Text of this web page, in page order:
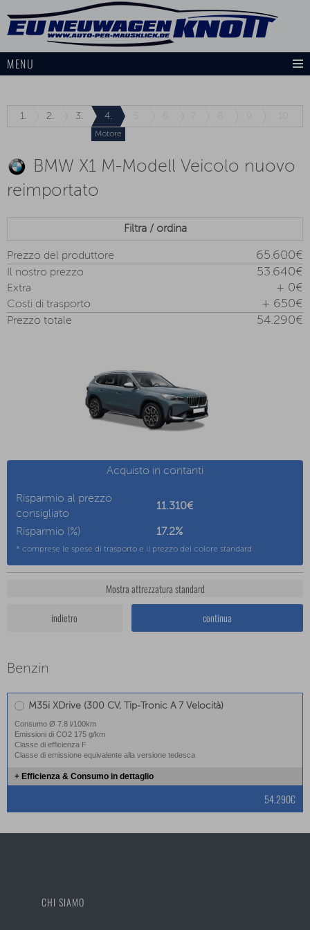
MENU
1. 2. 3. 4.
Motore
BMW X1 M-Modell Veicolo nuovo
reimportato
Filtra / ordina
Prezzo del produttore 65.600€
Il nostro prezzo 53.640€
Extra + 0€
Costi di trasporto + 650€
Prezzo totale 54.290€
Acquisto in contanti
Risparmio al prezzo
consigliato
11.310€
Risparmio (%) 17.2%
* comprese le spese di trasporto e il prezzo del colore standard
Mostra attrezzatura standard
indietro
continua
Benzin
M35i XDrive (300 CV, Tip-Tronic A 7 Velocità)
Consumo Ø 7.8 l/100km
Emissioni di CO2 175 g/km
Classe di efficienza F
Classe di emissione equivalente alla versione tedesca
+ Efficienza & Consumo in dettaglio
54.290€
CHI SIAMO